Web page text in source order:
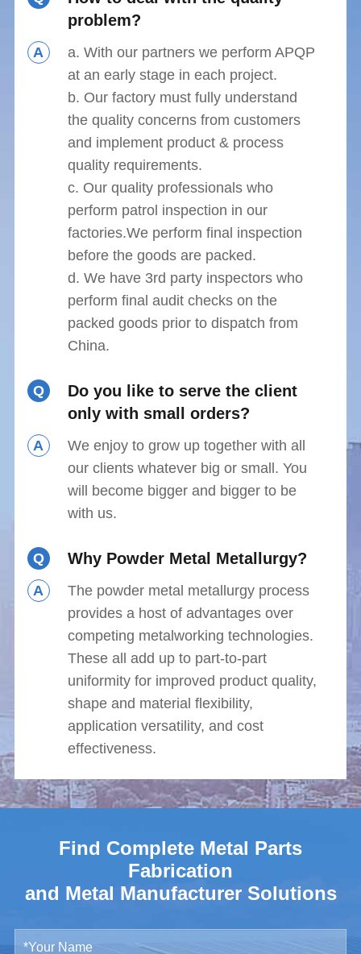
problem?
A
a. With our partners we perform APQP
at an early stage in each project.
b. Our factory must fully understand
the quality concerns from customers
and implement product & process
quality requirements.
c. Our quality professionals who
perform patrol inspection in our
factories.We perform final inspection
before the goods are packed.
d. We have 3rd party inspectors who
perform final audit checks on the
packed goods prior to dispatch from
China.
Q
Do you like to serve the client
only with small orders?
A
We enjoy to grow up together with all
our clients whatever big or small. You
will become bigger and bigger to be
with us.
Q Why Powder Metal Metallurgy?
A
The powder metal metallurgy process
provides a host of advantages over
competing metalworking technologies.
These all add up to part-to-part
uniformity for improved product quality,
shape and material flexibility,
application versatility, and cost
effectiveness.
Find Complete Metal Parts
Fabrication
and Metal Manufacturer Solutions